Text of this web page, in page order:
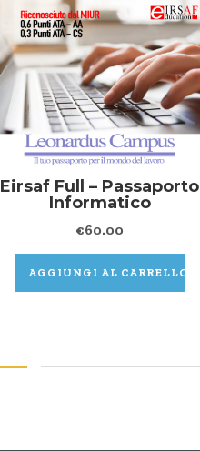
Eirsaf Full – Passaporto
Informatico
€60.00
AGGIUNGI AL CARRELLO